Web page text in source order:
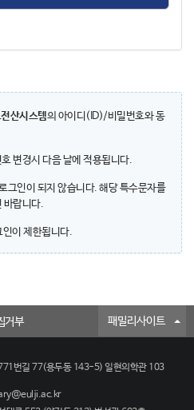
산시스템의 아이디(ID)/비밀번호와 동
변경시 다음 날에 적용됩니다.
그인이 되지 않습니다. 해당 특수문자를
바랍니다.
이 제한됩니다.
거부 패밀리사이트
번길 77(용두동 143-5) 일현의학관 103